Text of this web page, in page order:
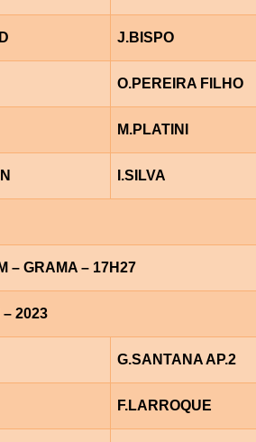
J.BISPO
O.PEREIRA FILHO
M.PLATINI
I.SILVA
– GRAMA – 17H27
2023
G.SANTANA AP.2
F.LARROQUE